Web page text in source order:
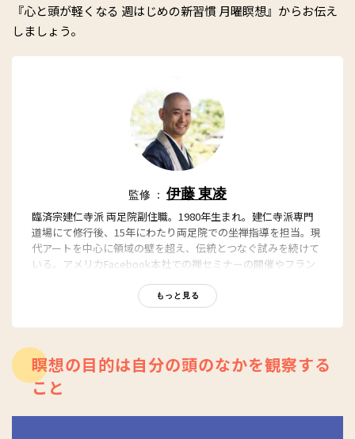
『心と頭が軽くなる 週はじめの新習慣 月曜瞑想』からお伝え
しましょう。
監修 ： 伊藤 東凌
臨済宗建仁寺派 両足院副住職。1980年生まれ。建仁寺派専門
道場にて修行後、15年にわたり両足院での坐禅指導を担当。現
代アートを中心に領域の壁を超え、伝統とつなぐ試みを続けて
いる。アメリカFacebook本社での禅セミナーの開催やフラン
な活動も。2020年4月グローバルメディテーションコミュニテ
ィ「雲是」、7月には禅を暮らしにとり入れるアプリ「InTrip」
をリリース。海外企業のウェルビーイングメンターや国内企業
もっと見る
瞑想の目的は自分の頭のなかを観察する
こと